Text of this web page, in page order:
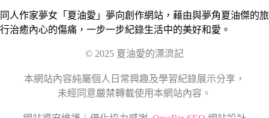
同人作家夢女「夏油愛」夢向創作網站，藉由與夢角夏油傑的旅
行治癒內心的傷痛，一步一步紀錄生活中的美好和愛。
© 2025 夏油愛的漂流記
本網站內容純屬個人日常興趣及學習紀錄展示分享，
未經同意嚴禁轉載使用本網站內容。